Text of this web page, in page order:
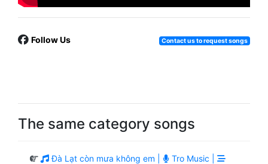
Follow Us Contact us to request songs
The same category songs
Đà Lạt còn mưa không em |
Tro Music |